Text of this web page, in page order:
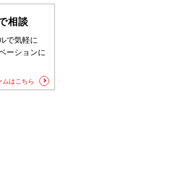
相談
で気軽に
ーションに
ムはこちら